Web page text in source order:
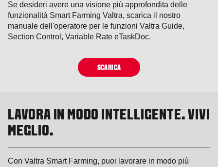
Se desideri avere una visione più approfondita delle
funzionalità Smart Farming Valtra, scarica il nostro
manuale dell'operatore per le funzioni Valtra Guide,
Section Control, Variable Rate eTaskDoc.
SCARICA
LAVORA IN MODO INTELLIGENTE. VIVI
MEGLIO.
Con Valtra Smart Farming, puoi lavorare in modo più